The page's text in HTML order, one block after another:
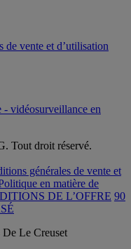
de vente et d’utilisation
- vidéosurveillance en
Tout droit réservé.
générales de vente et
en matière de
DE L’OFFRE 90
Le Creuset